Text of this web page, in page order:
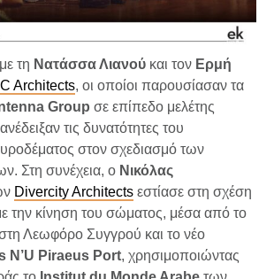
τη Νατάσσα Λιανού και τον Ερμή
Architects, οι οποίοι παρουσίασαν τα
Group σε επίπεδο μελέτης
τις δυνατότητες του
στον σχεδιασμό των
Στη συνέχεια, ο Νικόλας
Divercity Architects εστίασε στη σχέση
την κίνηση του σώματος, μέσα από το
στη Λεωφόρο Συγγρού και το νέο
N’U Piraeus Port, χρησιμοποιώντας